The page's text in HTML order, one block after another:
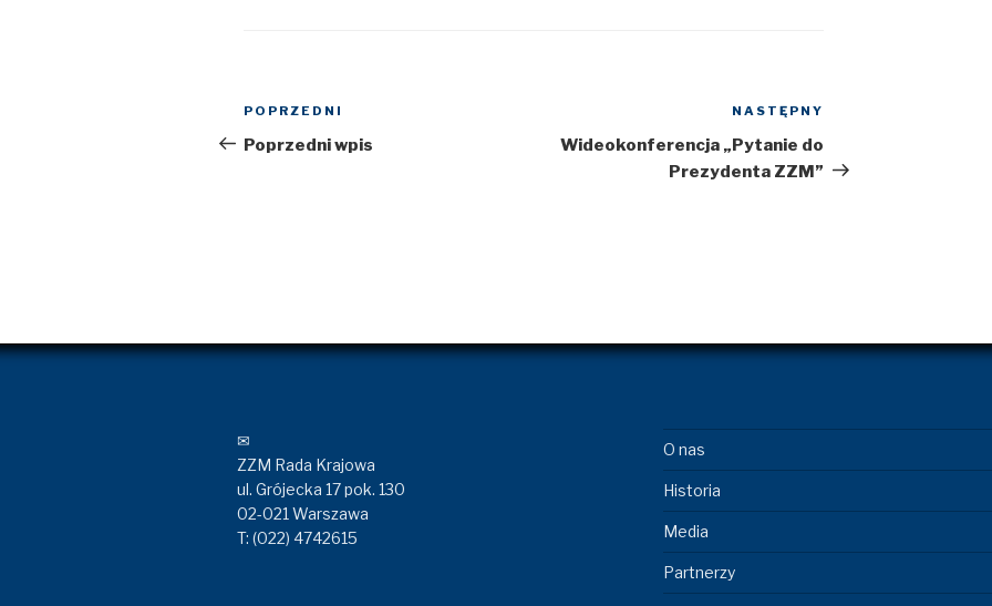
Nawigacja
wpisu
Poprzedni
wpis
POPRZEDNI
Poprzedni wpis
NASTĘPNY
Wideokonferencja „Pytanie do
Prezydenta ZZM”
✉
ZZM Rada Krajowa
ul. Grójecka 17 pok. 130
02-021 Warszawa
T: (022) 4742615
O nas
Historia
Media
Partnerzy